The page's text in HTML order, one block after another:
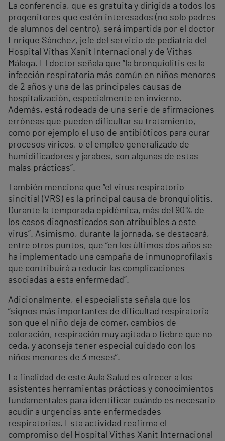
La conferencia, que es gratuita y dirigida a todos los
progenitores que estén interesados (no solo padres
de alumnos del centro), será impartida por el doctor
Enrique Sánchez, jefe del servicio de pediatría del
Hospital Vithas Xanit Internacional y de Vithas
Málaga. El doctor señala que “la bronquiolitis es la
infección respiratoria más común en niños menores
de 2 años y una de las principales causas de
hospitalización, especialmente en invierno.
Además, está rodeada de una serie de afirmaciones
erróneas que pueden dificultar su tratamiento,
como por ejemplo el uso de antibióticos para curar
procesos víricos, o el empleo generalizado de
humidificadores y jarabes, son algunas de estas
malas prácticas”.
También menciona que “el virus respiratorio
sincitial (VRS) es la principal causa de bronquiolitis.
Durante la temporada epidémica, más del 90% de
los casos diagnosticados son atribuibles a este
virus”. Asimismo, durante la jornada, se destacará,
entre otros puntos, que “en los últimos dos años se
ha implementado una campaña de inmunoprofilaxis
que contribuirá a reducir las complicaciones
asociadas a esta enfermedad”.
Adicionalmente, el especialista señala que los
“signos más importantes de dificultad respiratoria
son que el niño deja de comer, cambios de
coloración, respiración muy agitada o fiebre que no
ceda, y aconseja tener especial cuidado con los
niños menores de 3 meses”.
La finalidad de este Aula Salud es ofrecer a los
asistentes herramientas prácticas y conocimientos
fundamentales para identificar cuándo es necesario
acudir a urgencias ante enfermedades
respiratorias. Esta actividad reafirma el
compromiso del Hospital Vithas Xanit Internacional